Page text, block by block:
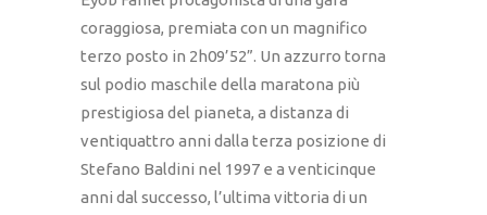
coraggiosa, premiata con un magnifico
terzo posto in 2h09’52”. Un azzurro torna
sul podio maschile della maratona più
prestigiosa del pianeta, a distanza di
ventiquattro anni dalla terza posizione di
Stefano Baldini nel 1997 e a venticinque
anni dal successo, l’ultima vittoria di un